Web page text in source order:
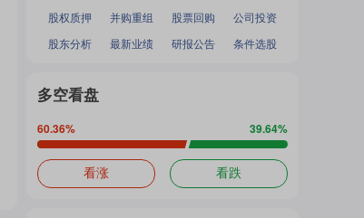
股权质押
并购重组 股票回购
公司投资
股东分析
最新业绩 研报公告 条件选股
多空看盘
60.36% 39.64%
看涨 看跌